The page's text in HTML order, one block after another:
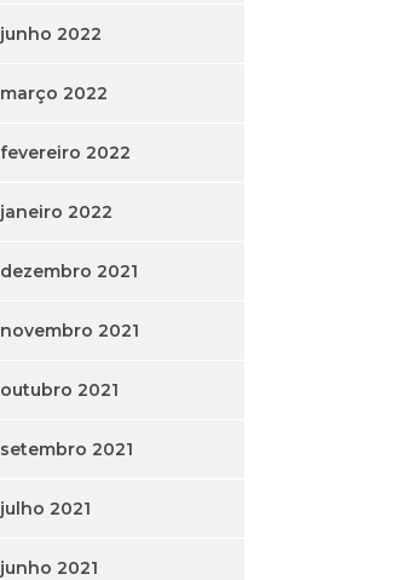
junho 2022
março 2022
fevereiro 2022
janeiro 2022
dezembro 2021
novembro 2021
outubro 2021
setembro 2021
julho 2021
junho 2021